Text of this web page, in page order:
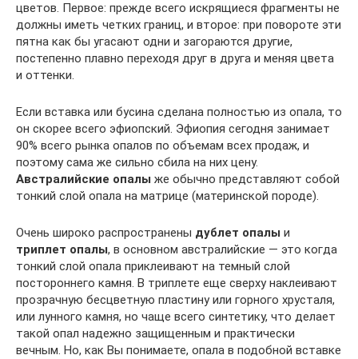
цветов. Первое: прежде всего искрящиеся фрагменты не
должны иметь четких границ, и второе: при повороте эти
пятна как бы угасают одни и загораются другие,
постепенно плавно переходя друг в друга и меняя цвета
и оттенки.
Если вставка или бусина сделана полностью из опала, то
он скорее всего эфиопский. Эфиопия сегодня занимает
90% всего рынка опалов по объемам всех продаж, и
поэтому сама же сильно сбила на них цену.
Австралийские опалы же обычно представляют собой
тонкий слой опала на матрице (материнской породе).
Очень широко распространены дублет опалы и
триплет опалы, в основном австралийские — это когда
тонкий слой опала приклеивают на темный слой
постороннего камня. В триплете еще сверху наклеивают
прозрачную бесцветную пластину или горного хрусталя,
или лунного камня, но чаще всего синтетику, что делает
такой опал надежно защищенным и практически
вечным. Но, как Вы понимаете, опала в подобной вставке